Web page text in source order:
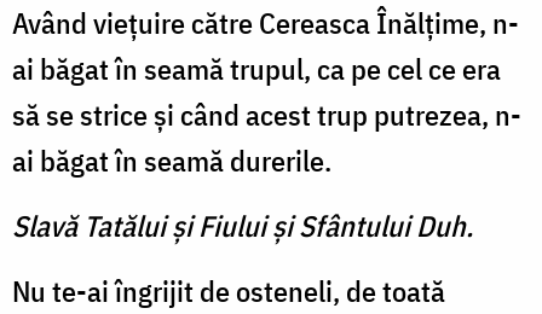
Având vieţuire către Cereasca Înălţime, n-
ai băgat în seamă trupul, ca pe cel ce era
să se strice şi când acest trup putrezea, n-
ai băgat în seamă durerile.
Slavă Tatălui şi Fiului şi Sfântului Duh.
Nu te-ai îngrijit de osteneli, de toată